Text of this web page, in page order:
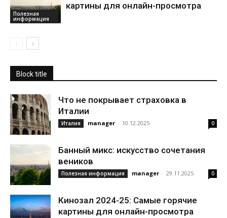
Полезная
информация
картины для онлайн-просмотра
Block title
Что не покрывает страховка в
Италии
Италия manager - 10.12.2025 0
Банный микс: искусство сочетания
веников
Полезная информация manager - 29.11.2025 0
Кинозал 2024-25: Самые горячие
картины для онлайн-просмотра